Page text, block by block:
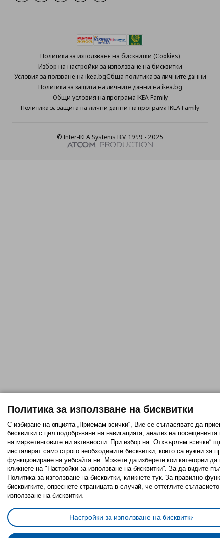
Политика за използване на бисквитки (Cookies)
Избор на настройки за използване на бисквитки
Условия за ползване на ikea.bgОбща политика за личните данни
Политика за защита на личните данни на ikea.bg
Общи условия на програма IKEA Family
Политика за защита на лични данни на програма IKEA Family
© Inter-IKEA Systems B.V. 1999 - 2025
Политика за използване на бисквитки
С избиране на опцията „Приемам всички“, Вие се съгласявате да
бисквитки с цел подобряване на навигацията, анализ на посещенията
на маркетинговите ни активности. При избор на „Отхвърлям всички“
инсталират само строго необходимитe бисквитки, които са нужни за
функциониране на уебсайта ни. Можете да изберете кои категории да
кликнете на "Настройки за използване на бисквитки". За да видите
Политика за използване на бисквитки, кликнете тук. За правилно
бисквитките, опреснете страницата в случай, че оттеглите
използване на бисквитки.
Настройки за използване на бисквитки